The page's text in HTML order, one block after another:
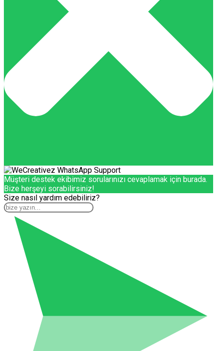
Müşteri destek ekibimiz sorularınızı cevaplamak için burada.
Bize herşeyi sorabilirsiniz!
Size nasıl yardım edebiliriz?